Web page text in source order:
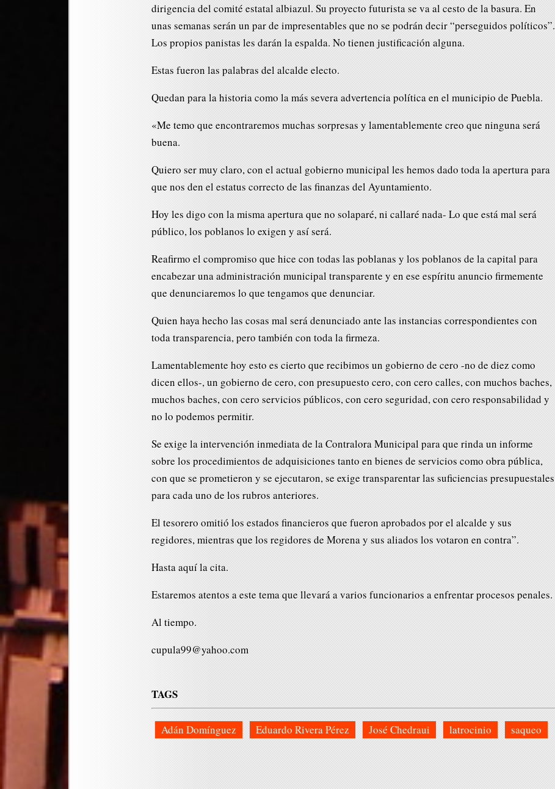
dirigencia del comité estatal albiazul. Su proyecto futurista se va al cesto de la basura. En
unas semanas serán un par de impresentables que no se podrán decir “perseguidos políticos”.
Los propios panistas les darán la espalda. No tienen justificación alguna.
Estas fueron las palabras del alcalde electo.
Quedan para la historia como la más severa advertencia política en el municipio de Puebla.
«Me temo que encontraremos muchas sorpresas y lamentablemente creo que ninguna será
buena.
Quiero ser muy claro, con el actual gobierno municipal les hemos dado toda la apertura para
que nos den el estatus correcto de las finanzas del Ayuntamiento.
Hoy les digo con la misma apertura que no solaparé, ni callaré nada- Lo que está mal será
público, los poblanos lo exigen y así será.
Reafirmo el compromiso que hice con todas las poblanas y los poblanos de la capital para
encabezar una administración municipal transparente y en ese espíritu anuncio firmemente
que denunciaremos lo que tengamos que denunciar.
Quien haya hecho las cosas mal será denunciado ante las instancias correspondientes con
toda transparencia, pero también con toda la firmeza.
Lamentablemente hoy esto es cierto que recibimos un gobierno de cero -no de diez como
dicen ellos-, un gobierno de cero, con presupuesto cero, con cero calles, con muchos baches,
muchos baches, con cero servicios públicos, con cero seguridad, con cero responsabilidad y
no lo podemos permitir.
Se exige la intervención inmediata de la Contralora Municipal para que rinda un informe
sobre los procedimientos de adquisiciones tanto en bienes de servicios como obra pública,
con que se prometieron y se ejecutaron, se exige transparentar las suficiencias presupuestales
para cada uno de los rubros anteriores.
El tesorero omitió los estados financieros que fueron aprobados por el alcalde y sus
regidores, mientras que los regidores de Morena y sus aliados los votaron en contra”.
Hasta aquí la cita.
Estaremos atentos a este tema que llevará a varios funcionarios a enfrentar procesos penales.
Al tiempo.
cupula99@yahoo.com
TAGS
Adán Domínguez Eduardo Rivera Pérez José Chedraui latrocinio saqueo